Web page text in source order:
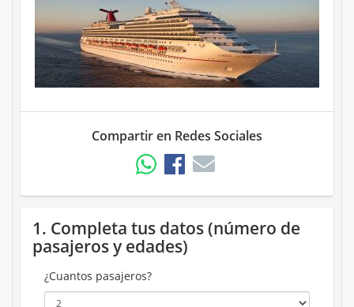
Compartir en Redes Sociales
1. Completa tus datos (número de
pasajeros y edades)
¿Cuantos pasajeros?